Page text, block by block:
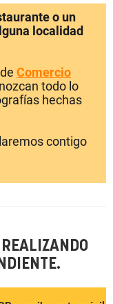
o un
localidad
Comercio
todo lo
hechas
contigo